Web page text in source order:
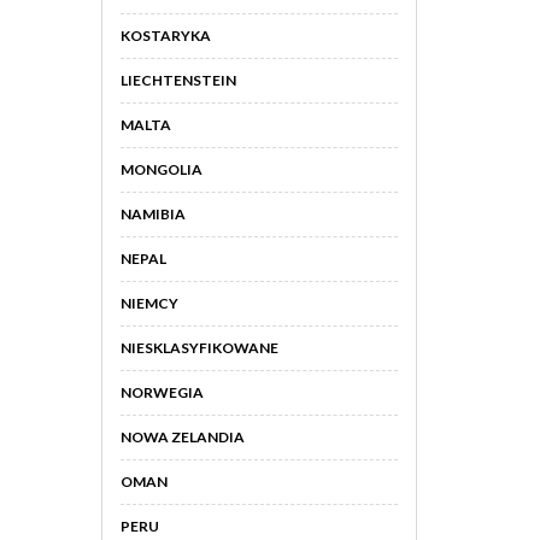
KOSTARYKA
LIECHTENSTEIN
MALTA
MONGOLIA
NAMIBIA
NEPAL
NIEMCY
NIESKLASYFIKOWANE
NORWEGIA
NOWA ZELANDIA
OMAN
PERU